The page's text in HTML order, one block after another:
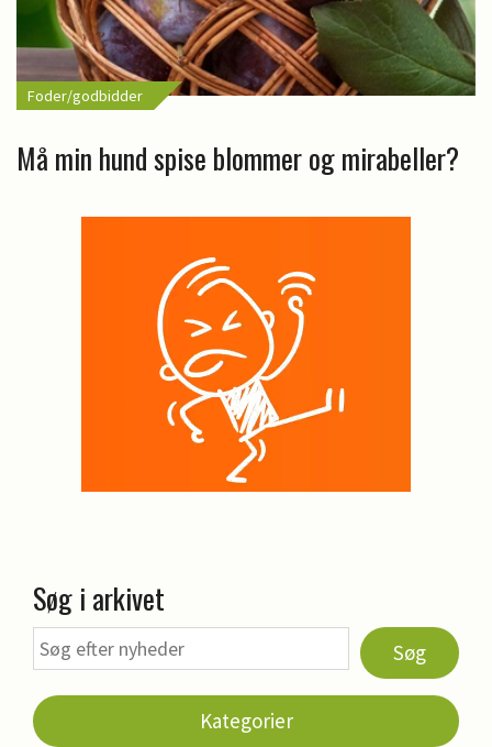
Foder/godbidder
Må min hund spise blommer og mirabeller?
Søg i arkivet
Søg
Kategorier